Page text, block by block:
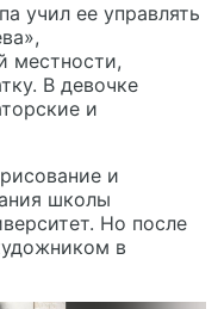
учил ее управлять
местности,
В девочке
и
и
школы
Но после
в